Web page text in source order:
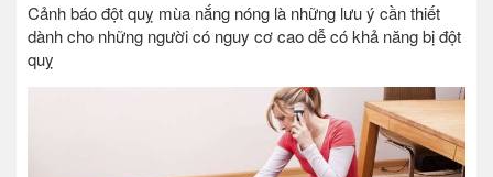
​Cảnh báo đột quỵ mùa nắng nóng là những lưu ý cần thiết
dành cho những người có nguy cơ cao dễ có khả năng bị đột
quỵ